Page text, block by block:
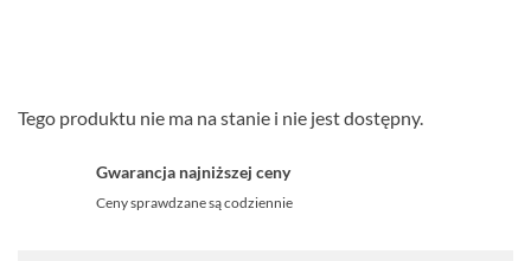
Tego produktu nie ma na stanie i nie jest dostępny.
Gwarancja najniższej ceny
Ceny sprawdzane są codziennie